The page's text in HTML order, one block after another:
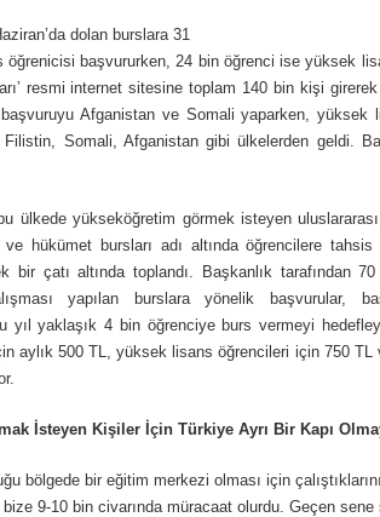
dolan burslara 31
öğrenicisi başvururken, 24 bin öğrenci ise yüksek
resmi internet sitesine toplam 140 bin kişi
Afganistan ve Somali yaparken, yüksek
Somali, Afganistan gibi ülkelerden geldi.
ülkede yükseköğretim görmek isteyen
hükümet bursları adı altında öğrencilere
bir çatı altında toplandı. Başkanlık tarafından
yapılan burslara yönelik başvurular,
yıl yaklaşık 4 bin öğrenciye burs vermeyi
aylık 500 TL, yüksek lisans öğrencileri için 750 TL
İsteyen Kişiler İçin Türkiye Ayrı Bir Kapı
bölgede bir eğitim merkezi olması için
bize 9-10 bin civarında müracaat olurdu. Geçen